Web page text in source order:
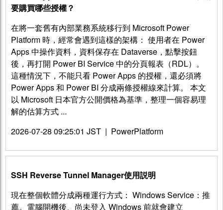
要購買哪些授權？
在將一套舊有內部業務系統移行到 Microsoft Power
Platform 時，經常會遇到這樣的架構： 使用者在 Power
Apps 中操作資料，資料保存在 Dataverse，點擊按鈕
後，再打開 Power BI Service 中的分頁報表（RDL）。
這種情況下，不能只看 Power Apps 的授權，還必須將
Power Apps 和 Power BI 分成兩條授權線來計算。 本文
以 Microsoft 日本官方公開價格為基準，整理一個容易理
解的估算方式 ...
2026-07-28 09:25:01 JST | PowerPlatform
SSH Reverse Tunnel Manager使用説明
現在整個軟體分成兩種運行方式： Windows Service：推
薦。電腦開機後、尚未登入 Windows 前就會建立